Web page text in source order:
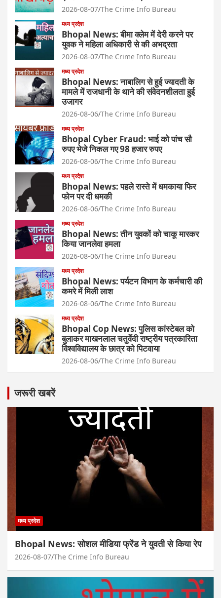
2026-08-07 The Crime Info Bureau
मध्य प्रदेश
Bhopal News: बीमा क्लेम में देरी करने पर
युवक ने महिला अधिकारी से की अभद्रता
2026-08-07 The Crime Info Bureau
मध्य प्रदेश
Bhopal News: नाबालिग से हुई ज्यादती के
मामले में राजधानी के थाने की संवेदनशीलता हुई
उजागर
2026-08-06 The Crime Info Bureau
मध्य प्रदेश
Bhopal Cyber Fraud: भाई को पांच सौ
रुपए भेजे निकल गए 98 हजार रुपए
2026-08-06 The Crime Info Bureau
मध्य प्रदेश
Bhopal News: पहले रास्ते में धमकाया फिर
फोन पर दी धमकी
2026-08-06 The Crime Info Bureau
मध्य प्रदेश
Bhopal News: तीन युवकों को चाकू मारकर
किया जानलेवा हमला
2026-08-06 The Crime Info Bureau
मध्य प्रदेश
Bhopal News: पर्यटन विभाग के कर्मचारी की
कमरे में मिली लाश
2026-08-06 The Crime Info Bureau
मध्य प्रदेश
Bhopal Cop News: पुलिस कांस्टेबल को
बुलाकर माखनलाल चतुर्वेदी राष्ट्रीय पत्रकारिता
विश्वविद्यालय के छात्र को पिटवाया
2026-08-06 The Crime Info Bureau
जरूरी खबरें
मध्य प्रदेश
Bhopal News: सोशल मीडिया फ्रेंड ने युवती से किया रेप
2026-08-07 The Crime Info Bureau